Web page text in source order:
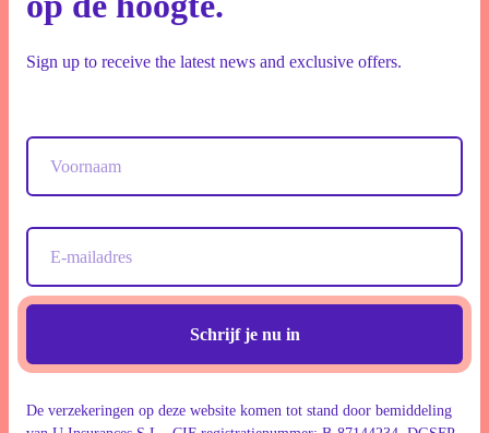
Sign up to receive the latest news and exclusive offers.
Schrijf je nu in
De verzekeringen op deze website komen tot stand door bemiddeling